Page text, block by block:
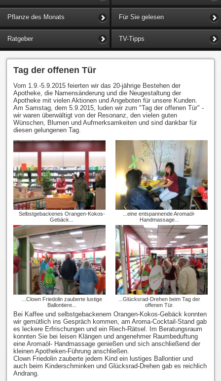
Pflanze des Monats Für Sie gelesen
Ratgeber TV-Tipps
Tag der offenen Tür
Vom 1.9.-5.9.2015 feierten wir das 20-jährige Bestehen der
Apotheke, die Namensänderung und die Neugestaltung der
Apotheke mit vielen Aktionen und Angeboten für unsere Kunden.
Am Samstag, dem 5.9.2015, luden wir zum "Tag der offenen Tür" -
wir waren überwältigt von der Resonanz, den vielen guten
Wünschen, Blumen und Aufmerksamkeiten und sind dankbar für
diesen gelungenen Tag.
Selbstgebackenes Orangen-Kokos-
Gebäck...
...eine entspannende Aromaöl-
Handmassage...
...Clown Friedolin zauberte lustige
Ballontiere...
...Glücksrad-Drehen beim Tag der
offenen Tür.
Bei Kaffee und selbstgebackenem Orangen-Kokos-Gebäck konnten
wir gemütlich ins Gespräch kommen, am Aroma-Cocktail-Stand gab
es leckere Erfrischungen und ein Riech-Rätsel. Im Beratungsraum
konnten Sie bei leisen Klängen und angenehmer Raumbeduftung
eine Aromaöl- Handmassage genießen und sich anschließend der
kleinen Apotheken-Führung anschließen.
Clown Friedolin zauberte jedem Kind ein lustiges Ballontier und
auch beim Kinderschminken und Glücksrad-Drehen gab es reichlich
Andrang.